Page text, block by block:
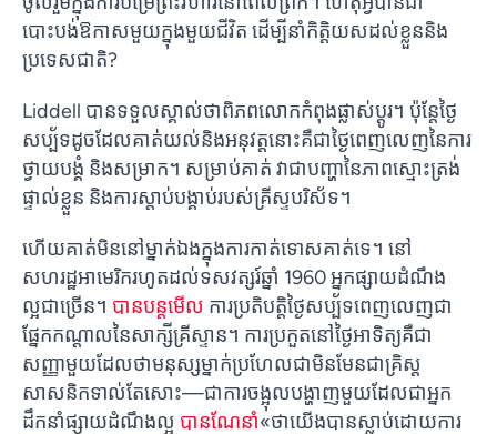
បោះបង់​ឱកាស​មួយ​ក្នុង​មួយ​ជីវិត ដើម្បី​នាំ​កិត្តិយស​ដល់​ខ្លួន​និង​
ប្រទេស​ជាតិ?
Liddell បានទទួលស្គាល់ថាពិភពលោកកំពុងផ្លាស់ប្តូរ។ ប៉ុន្តែ​ថ្ងៃ​
សប្ប័ទ​ដូច​ដែល​គាត់​យល់​និង​អនុវត្ត​នោះ​គឺ​ជា​ថ្ងៃ​ពេញ​លេញ​នៃ​ការ​
ថ្វាយបង្គំ និង​សម្រាក។ សម្រាប់គាត់ វាជាបញ្ហានៃភាពស្មោះត្រង់
ផ្ទាល់ខ្លួន និងការស្តាប់បង្គាប់របស់គ្រីស្ទបរិស័ទ។
ហើយ​គាត់​មិន​នៅ​ម្នាក់​ឯង​ក្នុង​ការ​កាត់​ទោស​គាត់​ទេ។ នៅ
សហរដ្ឋអាមេរិករហូតដល់ទសវត្សរ៍ឆ្នាំ 1960 អ្នកផ្សាយដំណឹង
ល្អជាច្រើន។ បានបន្តមើល ការប្រតិបត្តិថ្ងៃសប្ប័ទពេញលេញជា
ផ្នែកកណ្តាលនៃសាក្សីគ្រីស្ទាន។ ការ​ប្រកួត​នៅ​ថ្ងៃ​អាទិត្យ​គឺជា​
សញ្ញា​មួយ​ដែល​ថា​មនុស្ស​ម្នាក់​ប្រហែល​ជា​មិន​មែន​ជា​គ្រិស្ត​
សាសនិក​ទាល់​តែ​សោះ—ជា​ការ​ចង្អុល​បង្ហាញ​មួយ​ដែល​ជា​អ្នក​
ដឹក​នាំ​ផ្សាយ​ដំណឹងល្អ បានណែនាំ«ថា​យើង​បាន​ស្លាប់​ដោយ​ការ​